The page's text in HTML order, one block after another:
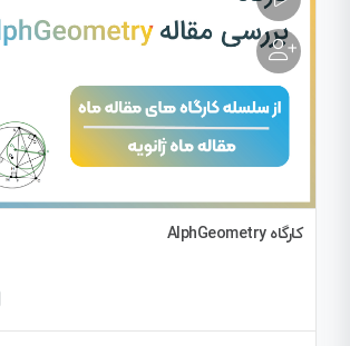
کارگاه AlphGeometry